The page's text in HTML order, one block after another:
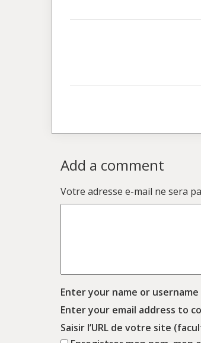
Add a comment
Votre adresse e-mail ne sera
Enter your name or
Enter your email address to
Saisir l’URL de votre site